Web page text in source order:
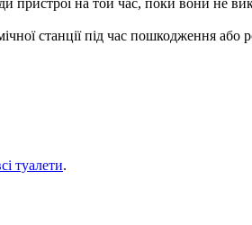
станції під час пошкодження або
туалети.